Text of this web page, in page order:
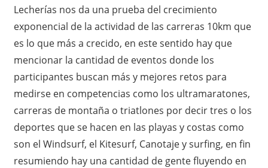
Lecherías nos da una prueba del crecimiento
exponencial de la actividad de las carreras 10km que
es lo que más a crecido, en este sentido hay que
mencionar la cantidad de eventos donde los
participantes buscan más y mejores retos para
medirse en competencias como los ultramaratones,
carreras de montaña o triatlones por decir tres o los
deportes que se hacen en las playas y costas como
son el Windsurf, el Kitesurf, Canotaje y surfing, en fin
resumiendo hay una cantidad de gente fluyendo en